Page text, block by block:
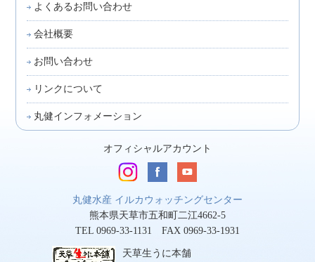
よくあるお問い合わせ
会社概要
お問い合わせ
リンクについて
丸健インフォメーション
オフィシャルアカウント
丸健水産 イルカウォッチングセンター
熊本県天草市五和町二江4662-5
TEL 0969-33-1131 FAX 0969-33-1931
天草生うに本舗